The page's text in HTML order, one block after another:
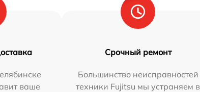
ваше
Срочный ремонт
Большинство неисправностей
техники Fujitsu мы устраняем в